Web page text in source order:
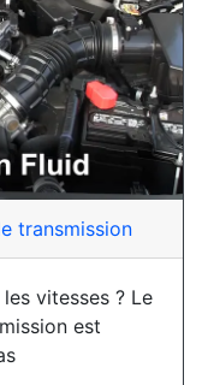
transmission
vitesses ? Le
est